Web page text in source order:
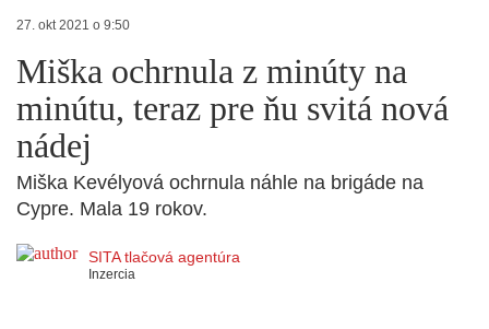
27. okt 2021 o 9:50
Miška ochrnula z minúty na
minútu, teraz pre ňu svitá nová
nádej
Miška Kevélyová ochrnula náhle na brigáde na
Cypre. Mala 19 rokov.
SITA tlačová agentúra
Inzercia